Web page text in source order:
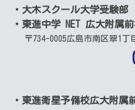
・大木スクール大学受験部
・東進中学 NET 広大附属
〒734-0005広島市南区翠1丁
・東進衛星予備校広大附属